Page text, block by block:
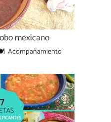
mexicano
Acompañamiento